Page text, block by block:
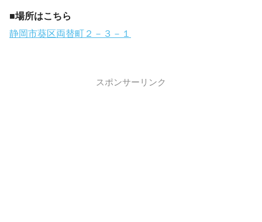
■場所はこちら
静岡市葵区両替町２－３－１
スポンサーリンク